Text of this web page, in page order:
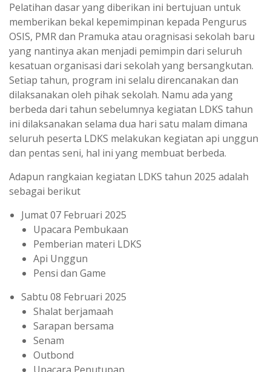
Pelatihan dasar yang diberikan ini bertujuan untuk
memberikan bekal kepemimpinan kepada Pengurus
OSIS, PMR dan Pramuka atau oragnisasi sekolah baru
yang nantinya akan menjadi pemimpin dari seluruh
kesatuan organisasi dari sekolah yang bersangkutan.
Setiap tahun, program ini selalu direncanakan dan
dilaksanakan oleh pihak sekolah. Namu ada yang
berbeda dari tahun sebelumnya kegiatan LDKS tahun
ini dilaksanakan selama dua hari satu malam dimana
seluruh peserta LDKS melakukan kegiatan api unggun
dan pentas seni, hal ini yang membuat berbeda.
Adapun rangkaian kegiatan LDKS tahun 2025 adalah
sebagai berikut
Jumat 07 Februari 2025
Upacara Pembukaan
Pemberian materi LDKS
Api Unggun
Pensi dan Game
Sabtu 08 Februari 2025
Shalat berjamaah
Sarapan bersama
Senam
Outbond